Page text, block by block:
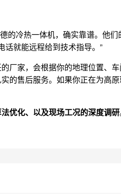
的冷热一体机，确实靠谱。他
就能远程给到技术指导。”
厂家，会根据你的地理位置、
的售后服务。如果你正在为高
优化、以及现场工况的深度调研